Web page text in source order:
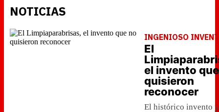
NOTICIAS
INGENIOSO
El
el invento
quisieron
reconocer
El histórico invento